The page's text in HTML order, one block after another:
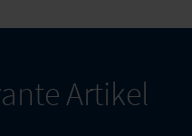
Artikel